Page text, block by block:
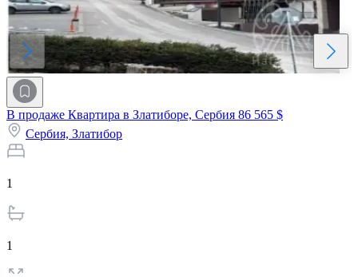
В продаже Квартира в Златиборе, Сербия 86 565 $
Сербия, Златибор
1
1